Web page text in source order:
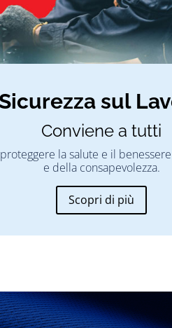
sul
Conviene a tutti
la salute e il
e della consapevolezza.
Scopri di più